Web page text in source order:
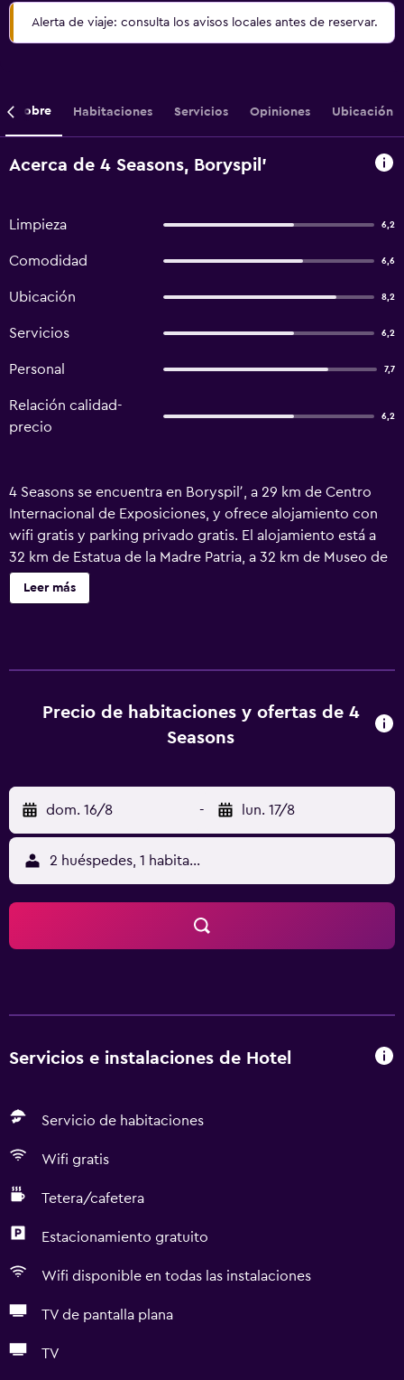
Alerta de viaje: consulta los avisos locales antes de reservar.
Sobre Habitaciones Servicios Opiniones Ubicación
Acerca de 4 Seasons, Boryspil’
Limpieza 6,2
Comodidad 6,6
Ubicación 8,2
Servicios 6,2
Personal 7,7
Relación calidad-
precio
6,2
4 Seasons se encuentra en Boryspilʼ, a 29 km de Centro
Internacional de Exposiciones, y ofrece alojamiento con
wifi gratis y parking privado gratis. El alojamiento está a
32 km de Estatua de la Madre Patria, a 32 km de Museo de
Microminiaturas Mykola Syadristy y a 33 km de Monasterio
de las Cuevas de Kiev. El alojamiento dispone de servicio
Estadio Olímpico está a 34 km del alojamiento, y Estación
de metro Khreshchatyk está a 34 km.
Leer más
Precio de habitaciones y ofertas de 4
Seasons
dom. 16/8 - lun. 17/8
2 huéspedes, 1 habitación
Servicios e instalaciones de Hotel
Servicio de habitaciones
Wifi gratis
Tetera/cafetera
Estacionamiento gratuito
Wifi disponible en todas las instalaciones
TV de pantalla plana
TV